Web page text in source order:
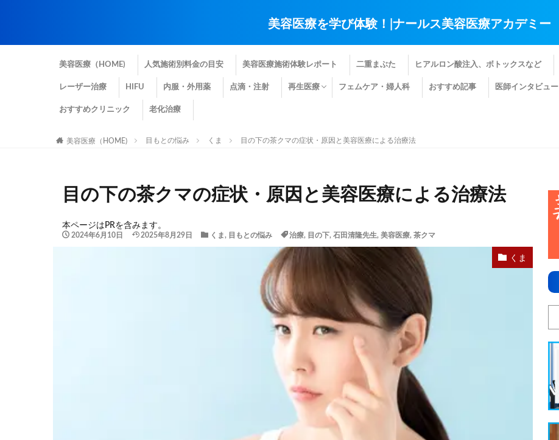
美容医療を学び体験！|ナールス美容医療アカデミー
美容医療（HOME) 人気施術別料金の目安 美容医療施術体験レポート 二重まぶた ヒアルロン酸注入、ボトックスなど
レーザー治療 HIFU 内服・外用薬 点滴・注射 再生医療 フェムケア・婦人科 おすすめ記事 医師インタビュー
おすすめクリニック 老化治療
美容医療（HOME) 目もとの悩み くま 目の下の茶クマの症状・原因と美容医療による治療法
目の下の茶クマの症状・原因と美容医療による治療法
本ページはPRを含みます。
2024年6月10日 2025年8月29日 くま, 目もとの悩み 治療, 目の下, 石田清隆先生, 美容医療, 茶クマ
くま